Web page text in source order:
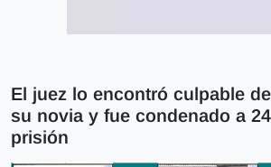
El juez lo encontró culpable
su novia y fue condenado a
prisión